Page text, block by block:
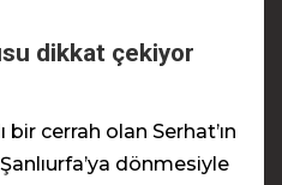
dikkat çekiyor
bir cerrah olan Serhat’ın
dönmesiyle